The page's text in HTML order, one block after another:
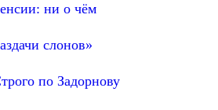
ни о чём
слонов»
по Задорнову